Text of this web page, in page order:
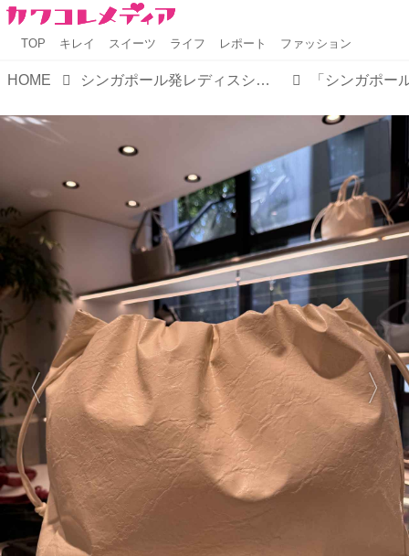
TOP キレイ スイーツ ライフ レポート ファッション
HOME シンガポール発レディスシューズ・バッグブランド【CHARLES & KEITH FW COLLECTION 2024】